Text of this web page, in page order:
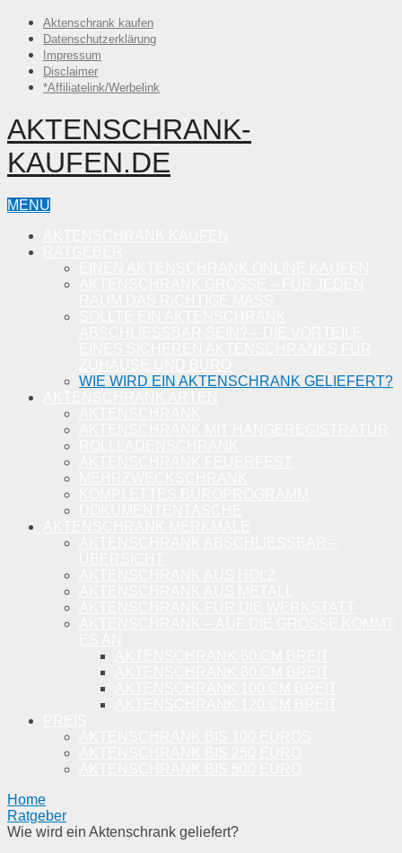
Aktenschrank kaufen
Datenschutzerklärung
Impressum
Disclaimer
*Affiliatelink/Werbelink
AKTENSCHRANK-
KAUFEN.DE
MENU
WIE WIRD EIN AKTENSCHRANK GELIEFERT?
Home
Ratgeber
Wie wird ein Aktenschrank geliefert?